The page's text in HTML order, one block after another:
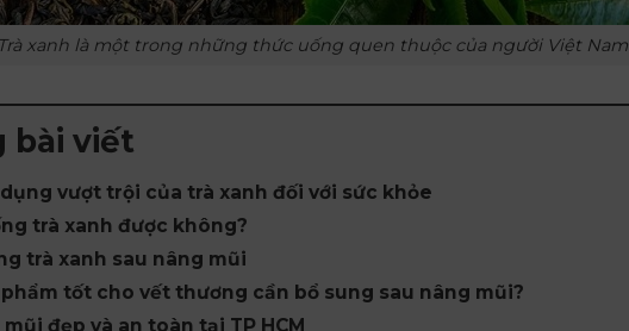
Trà xanh là một trong những thức uống quen thuộc của người Việt Nam
bài viết
vượt trội của trà xanh đối với sức khỏe
trà xanh được không?
trà xanh sau nâng mũi
tốt cho vết thương cần bổ sung sau nâng mũi?
đẹp và an toàn tại TP HCM